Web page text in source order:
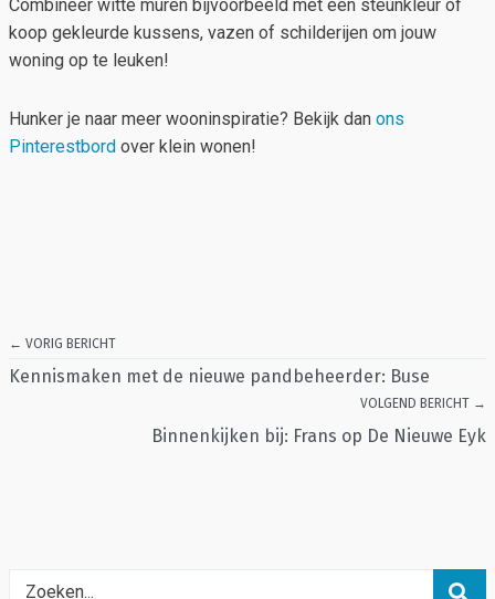
Combineer witte muren bijvoorbeeld met één steunkleur of
koop gekleurde kussens, vazen of schilderijen om jouw
woning op te leuken!
Hunker je naar meer wooninspiratie? Bekijk dan ons
Pinterestbord over klein wonen!
← VORIG BERICHT
Kennismaken met de nieuwe pandbeheerder: Buse
VOLGEND BERICHT →
Binnenkijken bij: Frans op De Nieuwe Eyk